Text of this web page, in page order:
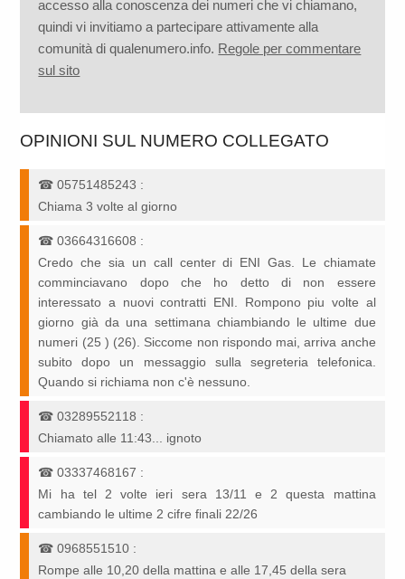
accesso alla conoscenza dei numeri che vi chiamano,
quindi vi invitiamo a partecipare attivamente alla
comunità di qualenumero.info. Regole per commentare
sul sito
OPINIONI SUL NUMERO COLLEGATO
☎05751485243 :
Chiama 3 volte al giorno
☎03664316608 :
Credo che sia un call center di ENI Gas. Le chiamate
comminciavano dopo che ho detto di non essere
interessato a nuovi contratti ENI. Rompono piu volte al
giorno già da una settimana chiambiando le ultime due
numeri (25 ) (26). Siccome non rispondo mai, arriva anche
subito dopo un messaggio sulla segreteria telefonica.
Quando si richiama non c'è nessuno.
☎03289552118 :
Chiamato alle 11:43... ignoto
☎03337468167 :
Mi ha tel 2 volte ieri sera 13/11 e 2 questa mattina
cambiando le ultime 2 cifre finali 22/26
☎0968551510 :
Rompe alle 10,20 della mattina e alle 17,45 della sera